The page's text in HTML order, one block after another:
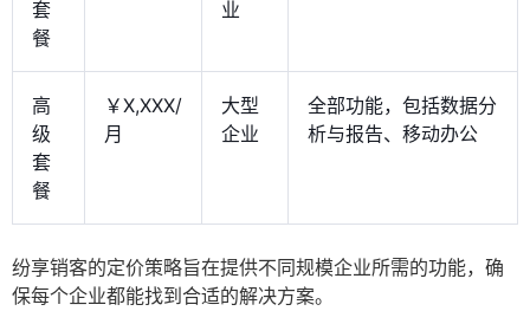
套
餐
业
高
级
套
餐
￥X,XXX/
月
大型
企业
全部功能，包括数据分
析与报告、移动办公
纷享销客的定价策略旨在提供不同规模企业所需的功能，确
保每个企业都能找到合适的解决方案。